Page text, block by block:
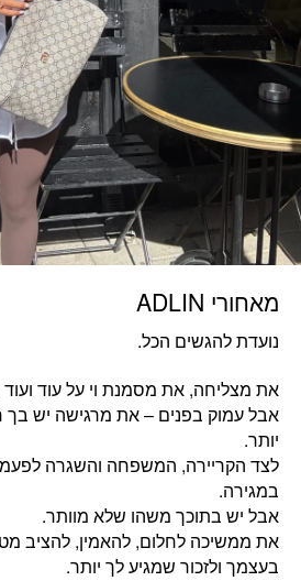
מאחורי ADLIN
נועדת להגשים הכל.
את מצליחה, את מסמנת וי על עוד
אבל עמוק בפנים – את מרגישה יש בך
יותר.
לצד הקריירה, המשפחה והשגרה
במגירה.
אבל יש בתוכך משהו שלא מוותר.
את ממשיכה לחלום, להאמין, להציב
בעצמך ולזכור שמגיע לך יותר.